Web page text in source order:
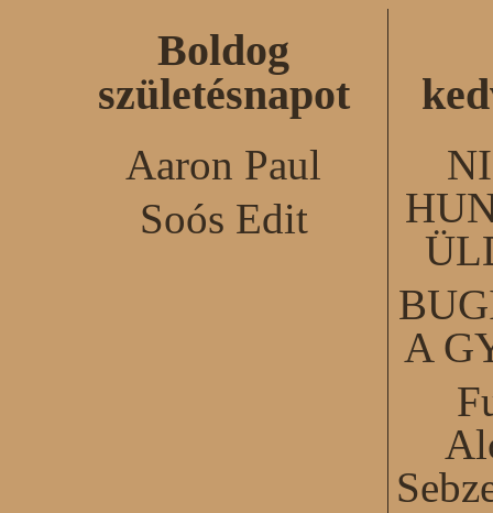
Boldog
születésnapot
Aaron Paul
Soós Edit
A